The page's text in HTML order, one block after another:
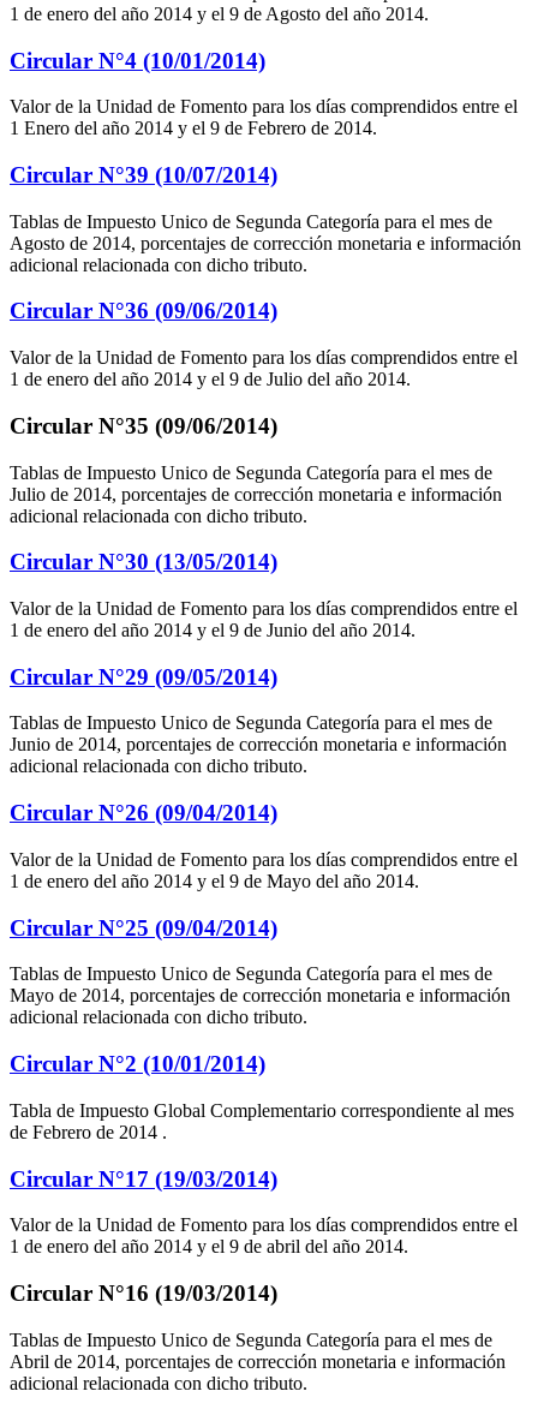
1 de enero del año 2014 y el 9 de Agosto del año 2014.
Circular N°4 (10/01/2014)
Valor de la Unidad de Fomento para los días comprendidos entre el
1 Enero del año 2014 y el 9 de Febrero de 2014.
Circular N°39 (10/07/2014)
Tablas de Impuesto Unico de Segunda Categoría para el mes de
Agosto de 2014, porcentajes de corrección monetaria e información
adicional relacionada con dicho tributo.
Circular N°36 (09/06/2014)
Valor de la Unidad de Fomento para los días comprendidos entre el
1 de enero del año 2014 y el 9 de Julio del año 2014.
Circular N°35 (09/06/2014)
Tablas de Impuesto Unico de Segunda Categoría para el mes de
Julio de 2014, porcentajes de corrección monetaria e información
adicional relacionada con dicho tributo.
Circular N°30 (13/05/2014)
Valor de la Unidad de Fomento para los días comprendidos entre el
1 de enero del año 2014 y el 9 de Junio del año 2014.
Circular N°29 (09/05/2014)
Tablas de Impuesto Unico de Segunda Categoría para el mes de
Junio de 2014, porcentajes de corrección monetaria e información
adicional relacionada con dicho tributo.
Circular N°26 (09/04/2014)
Valor de la Unidad de Fomento para los días comprendidos entre el
1 de enero del año 2014 y el 9 de Mayo del año 2014.
Circular N°25 (09/04/2014)
Tablas de Impuesto Unico de Segunda Categoría para el mes de
Mayo de 2014, porcentajes de corrección monetaria e información
adicional relacionada con dicho tributo.
Circular N°2 (10/01/2014)
Tabla de Impuesto Global Complementario correspondiente al mes
de Febrero de 2014 .
Circular N°17 (19/03/2014)
Valor de la Unidad de Fomento para los días comprendidos entre el
1 de enero del año 2014 y el 9 de abril del año 2014.
Circular N°16 (19/03/2014)
Tablas de Impuesto Unico de Segunda Categoría para el mes de
Abril de 2014, porcentajes de corrección monetaria e información
adicional relacionada con dicho tributo.